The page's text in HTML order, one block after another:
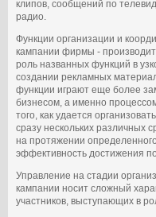
клипов, сообщений по
радио.
Функции организации и
кампании фирмы -
роль названных функций в
создании рекламных
функции играют еще более
бизнесом, а именно
того, как удается
сразу нескольких различных
на протяжении
эффективность достижения
Управление на стадии
кампании носит сложный
участников, выступающих в